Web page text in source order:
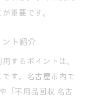
重要です。
ト紹介
するポイントは、
す。名古屋市内で
「不用品回収 名古